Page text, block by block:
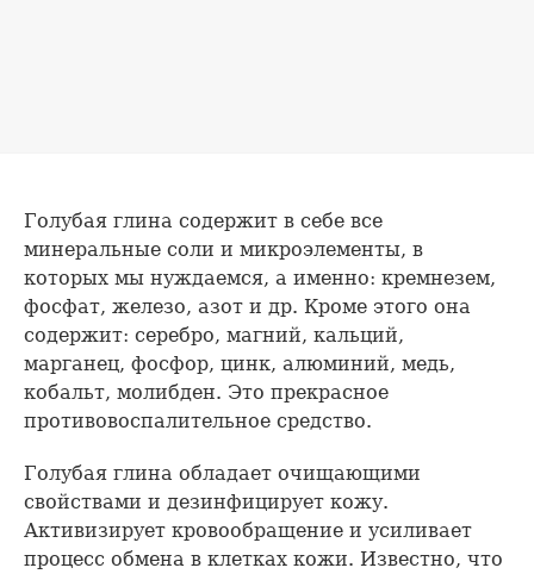
Голубая глина содержит в себе все
минеральные соли и микроэлементы, в
которых мы нуждаемся, а именно: кремнезем,
фосфат, железо, азот и др. Кроме этого она
содержит: серебро, магний, кальций,
марганец, фосфор, цинк, алюминий, медь,
кобальт, молибден. Это прекрасное
противовоспалительное средство.
Голубая глина обладает очищающими
свойствами и дезинфицирует кожу.
Активизирует кровообращение и усиливает
процесс обмена в клетках кожи. Известно, что